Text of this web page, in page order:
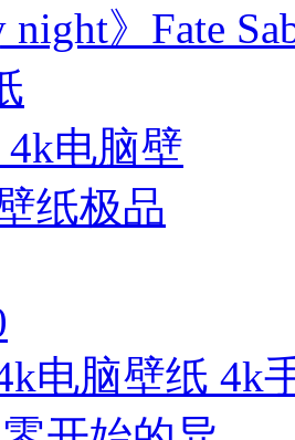
night》Fate
电脑壁纸 4k